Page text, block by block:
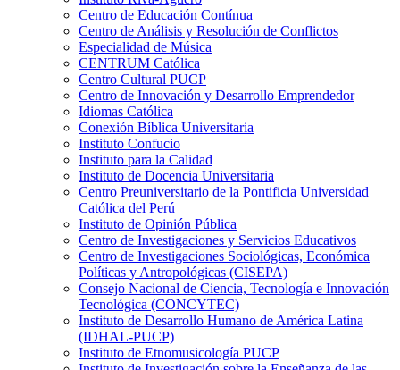
Centro de Educación Contínua
Centro de Análisis y Resolución de Conflictos
Especialidad de Música
CENTRUM Católica
Centro Cultural PUCP
Centro de Innovación y Desarrollo Emprendedor
Idiomas Católica
Conexión Bíblica Universitaria
Instituto Confucio
Instituto para la Calidad
Instituto de Docencia Universitaria
Centro Preuniversitario de la Pontificia Universidad
Católica del Perú
Instituto de Opinión Pública
Centro de Investigaciones y Servicios Educativos
Centro de Investigaciones Sociológicas, Económica
Políticas y Antropológicas (CISEPA)
Consejo Nacional de Ciencia, Tecnología e Innovación
Tecnológica (CONCYTEC)
Instituto de Desarrollo Humano de América Latina
(IDHAL-PUCP)
Instituto de Etnomusicología PUCP